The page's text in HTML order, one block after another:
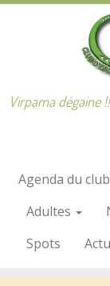
Passer
Virpama dégaine
Agenda du club
Adultes
Spots